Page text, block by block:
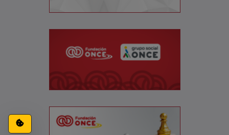
Configuración de cookies